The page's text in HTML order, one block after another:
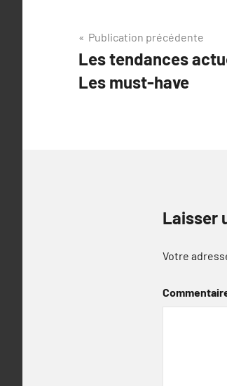
Navigation
de
l’article
Publication précédente
Les tendances
Les must-have
Laisser
Votre